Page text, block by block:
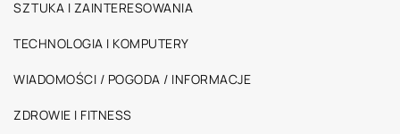
SZTUKA I ZAINTERESOWANIA
TECHNOLOGIA I KOMPUTERY
WIADOMOŚCI / POGODA / INFORMACJE
ZDROWIE I FITNESS